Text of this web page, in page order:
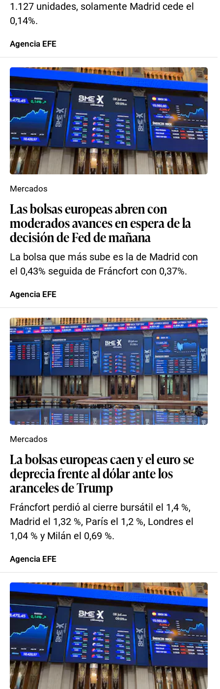
1.127 unidades, solamente Madrid cede el
0,14%.
Agencia EFE
Las bolsas europeas abren con
moderados avances en espera de la
decisión de Fed de mañana
La bolsa que más sube es la de Madrid con
el 0,43% seguida de Fráncfort con 0,37%.
Mercados
Agencia EFE
La bolsas europeas caen y el euro se
deprecia frente al dólar ante los
aranceles de Trump
Fráncfort perdió al cierre bursátil el 1,4 %,
Madrid el 1,32 %, París el 1,2 %, Londres el
1,04 % y Milán el 0,69 %.
Mercados
Agencia EFE